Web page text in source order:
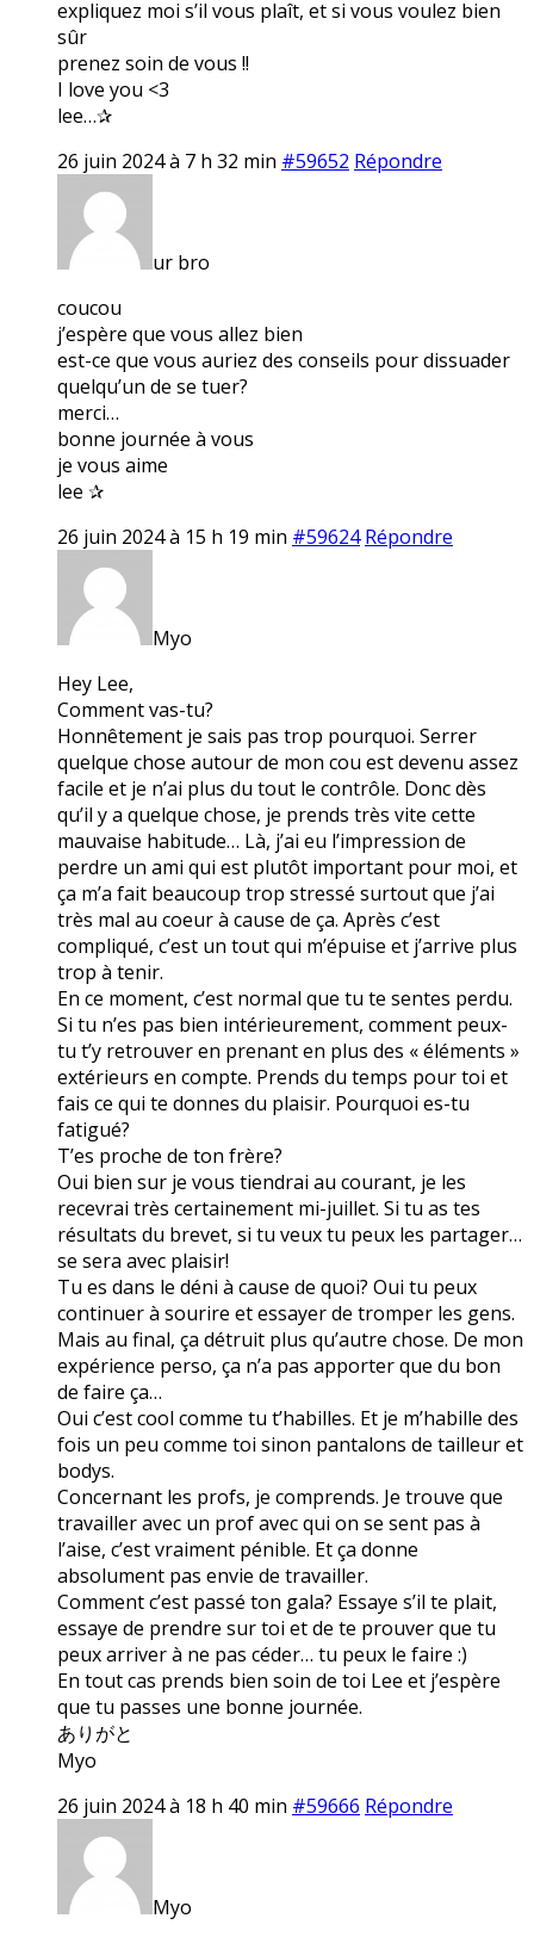
expliquez moi s’il vous plaît, et si vous voulez bien
sûr
prenez soin de vous !!
I love you <3
lee…✰
26 juin 2024 à 7 h 32 min #59652 Répondre
ur bro
coucou
j’espère que vous allez bien
est-ce que vous auriez des conseils pour dissuader
quelqu’un de se tuer?
merci…
bonne journée à vous
je vous aime
lee ✰
26 juin 2024 à 15 h 19 min #59624 Répondre
Myo
Hey Lee,
Comment vas-tu?
Honnêtement je sais pas trop pourquoi. Serrer
quelque chose autour de mon cou est devenu assez
facile et je n’ai plus du tout le contrôle. Donc dès
qu’il y a quelque chose, je prends très vite cette
mauvaise habitude… Là, j’ai eu l’impression de
perdre un ami qui est plutôt important pour moi, et
ça m’a fait beaucoup trop stressé surtout que j’ai
très mal au coeur à cause de ça. Après c’est
compliqué, c’est un tout qui m’épuise et j’arrive plus
trop à tenir.
En ce moment, c’est normal que tu te sentes perdu.
Si tu n’es pas bien intérieurement, comment peux-
tu t’y retrouver en prenant en plus des « éléments »
extérieurs en compte. Prends du temps pour toi et
fais ce qui te donnes du plaisir. Pourquoi es-tu
fatigué?
T’es proche de ton frère?
Oui bien sur je vous tiendrai au courant, je les
recevrai très certainement mi-juillet. Si tu as tes
résultats du brevet, si tu veux tu peux les partager…
se sera avec plaisir!
Tu es dans le déni à cause de quoi? Oui tu peux
continuer à sourire et essayer de tromper les gens.
Mais au final, ça détruit plus qu’autre chose. De mon
expérience perso, ça n’a pas apporter que du bon
de faire ça…
Oui c’est cool comme tu t’habilles. Et je m’habille des
fois un peu comme toi sinon pantalons de tailleur et
bodys.
Concernant les profs, je comprends. Je trouve que
travailler avec un prof avec qui on se sent pas à
l’aise, c’est vraiment pénible. Et ça donne
absolument pas envie de travailler.
Comment c’est passé ton gala? Essaye s’il te plait,
essaye de prendre sur toi et de te prouver que tu
peux arriver à ne pas céder… tu peux le faire :)
En tout cas prends bien soin de toi Lee et j’espère
que tu passes une bonne journée.
ありがと
Myo
26 juin 2024 à 18 h 40 min #59666 Répondre
Myo